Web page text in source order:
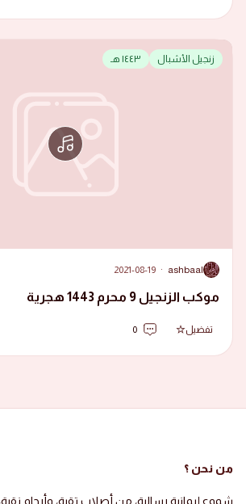
زنجيل الأشبال ١٤٤٣ هـ
A
ashbaal
·
2021-08-19
موكب الزنجيل 9 محرم 1443 هجرية
تفضيل 0
من نحن ؟
شموع إيمانية رسالية، من أصلاب تقية، وأرحام